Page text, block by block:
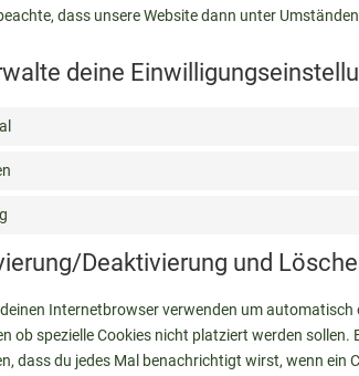
dass unsere Website dann unter
deine
Deaktivierung und
Internetbrowser verwenden um
ob spezielle Cookies nicht platziert werden
dass du jedes Mal benachrichtigt wirst, wenn